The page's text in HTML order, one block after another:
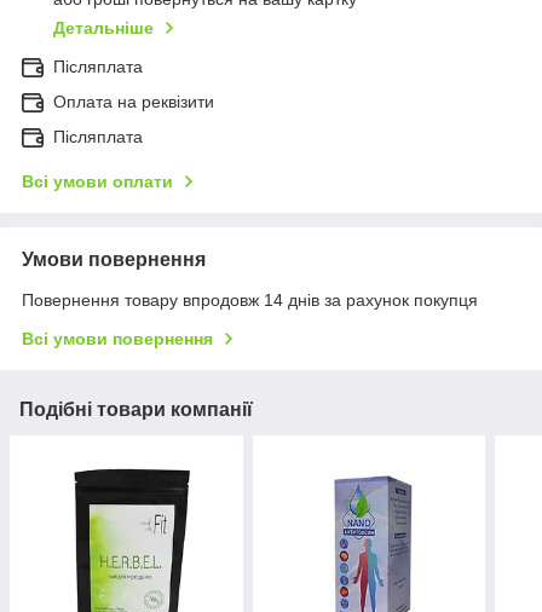
Детальніше
Післяплата
Оплата на реквізити
Післяплата
Всі умови оплати
Умови повернення
Повернення товару впродовж 14 днів за рахунок покупця
Всі умови повернення
Подібні товари компанії